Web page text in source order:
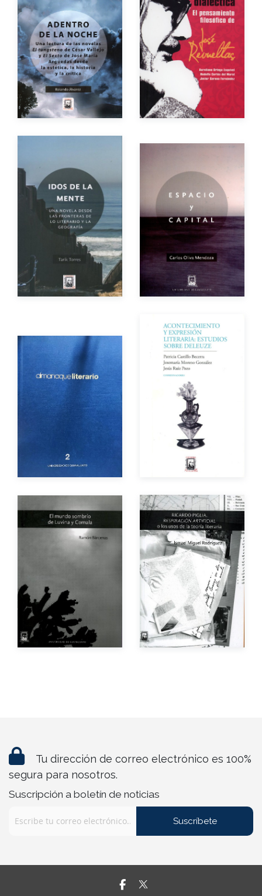
Autor
Año de edición
Impreso $250.00
Autores
Año de edición
Impreso
Año de edición
Impreso $250.00
Año de edición
$150.00
Autor
Año de edición
Autores
Año de edición
Autor
Impreso
Autor
Año de edición
Impreso $200.00
Tu dirección de correo electrónico es 100%
segura para nosotros.
Suscripción a boletín de noticias
Suscríbete